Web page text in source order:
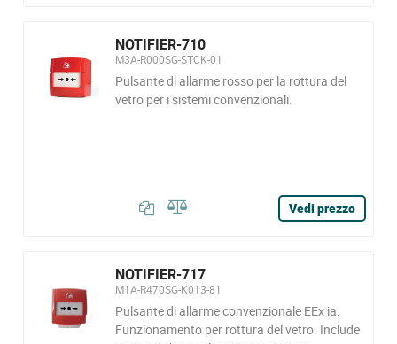
NOTIFIER-710
M3A-R000SG-STCK-01
Pulsante di allarme rosso per la rottura del
vetro per i sistemi convenzionali.
Vedi prezzo
NOTIFIER-717
M1A-R470SG-K013-81
Pulsante di allarme convenzionale EEx ia.
Funzionamento per rottura del vetro. Include